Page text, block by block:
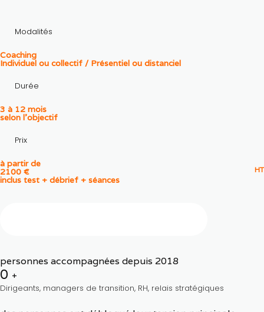
Modalités
Coaching
Individuel ou collectif / Présentiel ou distanciel
Durée
3 à 12 mois
selon l'objectif
Prix
à partir de
2100 € HT
inclus test + débrief + séances
personnes accompagnées depuis 2018
0 +
Dirigeants, managers de transition, RH, relais stratégiques